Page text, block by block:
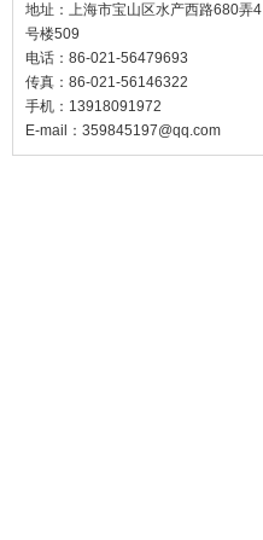
地址：上海市宝山区水产西路680弄4
号楼509
电话：86-021-56479693
传真：86-021-56146322
手机：13918091972
E-mail： 359845197@qq.com